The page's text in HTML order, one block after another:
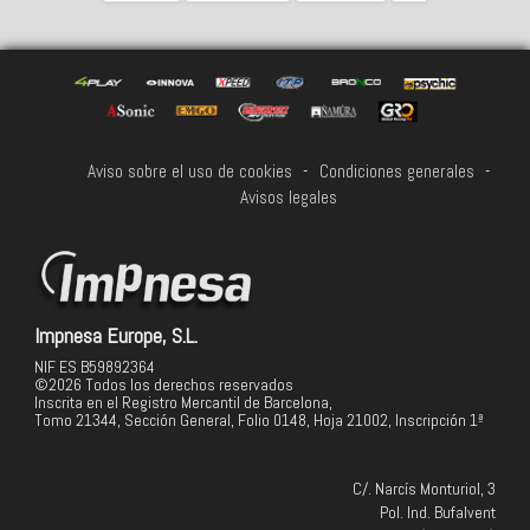
Aviso sobre el uso de cookies - Condiciones generales -
Avisos legales
Impnesa Europe, S.L.
NIF ES B59892364
©2026 Todos los derechos reservados
Inscrita en el Registro Mercantil de Barcelona,
Tomo 21344, Sección General, Folio 0148, Hoja 21002, Inscripción 1ª
C/. Narcís Monturiol, 3
Pol. Ind. Bufalvent